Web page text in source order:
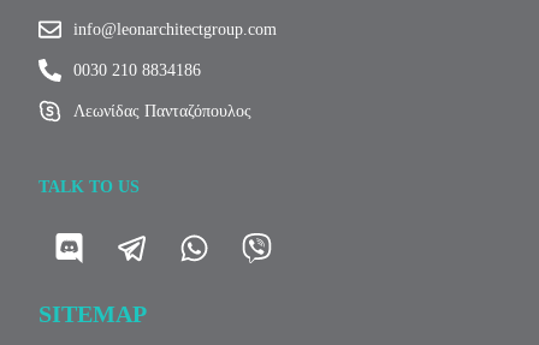
info@leonarchitectgroup.com
0030 210 8834186
Λεωνίδας Πανταζόπουλος
TALK TO US
SITEMAP